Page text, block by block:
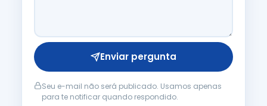
Enviar pergunta
Seu e-mail não será publicado. Usamos apenas
para te notificar quando respondido.